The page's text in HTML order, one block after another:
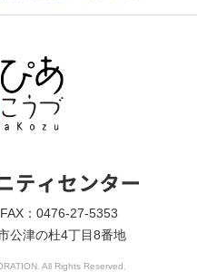
：0476-27-5353
公津の杜4丁目8番地
All Rights Reserved.